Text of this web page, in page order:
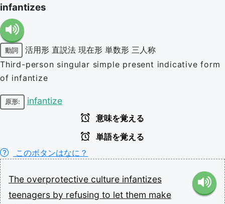
infantizes
動詞 活用形 直説法 現在形 単数形 三人称
Third-person singular simple present indicative form
of infantize
原形: infantize
意味を覚える
単語を覚える
このボタンはなに？
The overprotective culture infantizes
teenagers by refusing to let them make